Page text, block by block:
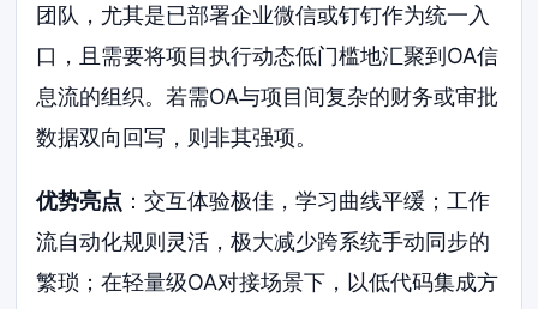
团队，尤其是已部署企业微信或钉钉作为统一入
口，且需要将项目执行动态低门槛地汇聚到OA信
息流的组织。若需OA与项目间复杂的财务或审批
数据双向回写，则非其强项。
优势亮点 ：交互体验极佳，学习曲线平缓；工作
流自动化规则灵活，极大减少跨系统手动同步的
繁琐；在轻量级OA对接场景下，以低代码集成方